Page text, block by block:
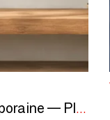
Œuvre textile murale contemporaine — PIÈCE UNIQUE — TERRA 3.